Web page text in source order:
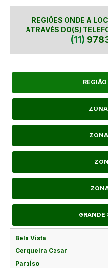
REGIÕES ONDE A
ATRAVÉS DO(S)
(11)
GRANDE
Bela Vista
Cerqueira Cesar
ParaÍso